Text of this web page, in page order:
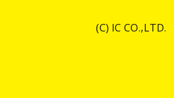
(C) IC CO.,LTD.